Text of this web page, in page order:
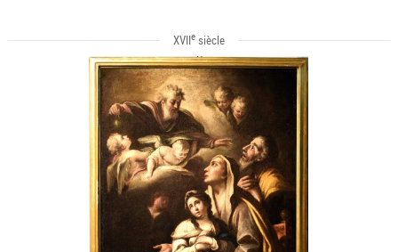
XVIIesiècle